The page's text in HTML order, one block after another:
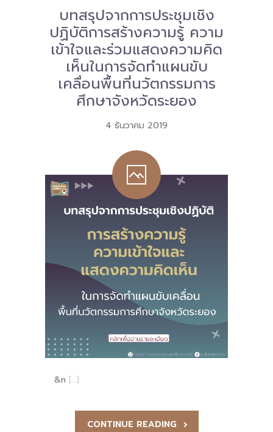
Download
-- หนังสือและเอกสาร
-- กฎหมาย
---- เจตนารมณ์ของ พ.ร.บ.
ศึกษา พ.ศ. 252 พ.ศ. 2569
---- รายงานการประเมินผลสัมฤทธิ์ พ.ร.บ.พื้นที่นวัตกรรม
การศึกษา พ.ศ. 2562
---- รับฟังความคิดเห็นร่าง พ.ร.ฎ. ฯ
---- รายงานการวิเคราะห์ผลกระทบที่อาจเกิดขึ้นจากกฎ
-- รายงานคณะผู้ประเมินอิสระ
---- รอบประเมิน (พ.ศ. 2562-2564)
-- รายงานประจำปี
---- ปีการศึกษา 2564
---- ปีการศึกษา 2565
---- ปีการศึกษา 2567
บทสรุปจากการประชุมเชิง
ปฏิบัติการสร้างความรู้ ความ
เข้าใจและร่วมแสดงความคิด
เห็นในการจัดทำแผนขับ
เคลื่อนพื้นที่นวัตกรรมการ
ศึกษาจังหวัดระยอง
4 ธันวาคม 2019
&n […]
CONTINUE READING